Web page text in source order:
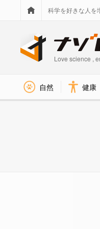
科学を好きな人を
Love science ,
自然 健康